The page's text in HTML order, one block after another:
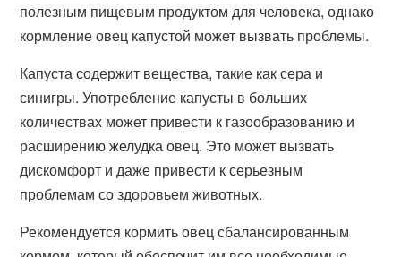
полезным пищевым продуктом для человека, однако
кормление овец капустой может вызвать проблемы.
Капуста содержит вещества, такие как сера и
синигры. Употребление капусты в больших
количествах может привести к газообразованию и
расширению желудка овец. Это может вызвать
дискомфорт и даже привести к серьезным
проблемам со здоровьем животных.
Рекомендуется кормить овец сбалансированным